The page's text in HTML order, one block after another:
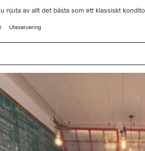
njuta av allt det bästa som ett klassiskt
Uteservering